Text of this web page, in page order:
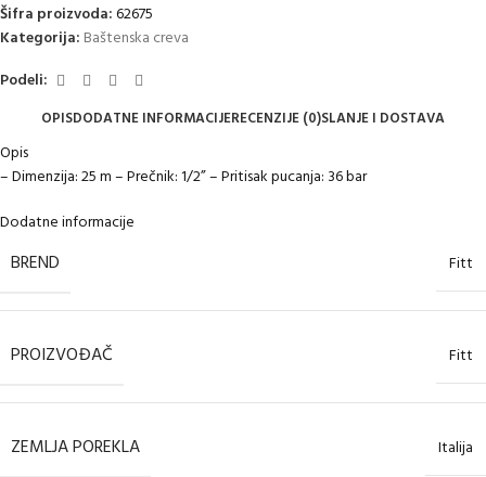
Šifra proizvoda:62675
Kategorija: Baštenska creva
Podeli:
OPISDODATNE INFORMACIJERECENZIJE (0)SLANJE I DOSTAVA
Opis
– Dimenzija: 25 m – Prečnik: 1/2” – Pritisak pucanja: 36 bar
Dodatne informacije
BREND Fitt
PROIZVOĐAČ Fitt
ZEMLJA POREKLA Italija